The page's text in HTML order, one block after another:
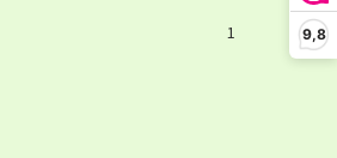
9,8
1